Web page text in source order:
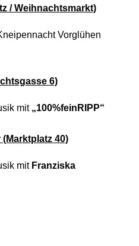
/ Weihnachtsmarkt)
Vorglühen
6)
mit „100%feinRIPP“
40)
mit Franziska